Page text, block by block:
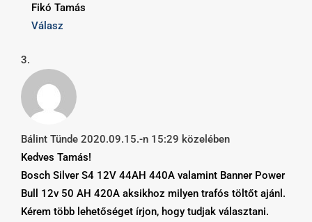
Fikó Tamás
Válasz
Bálint Tünde 2020.09.15.-n 15:29 közelében
Kedves Tamás!
Bosch Silver S4 12V 44AH 440A valamint Banner Power
Bull 12v 50 AH 420A aksikhoz milyen trafós töltőt ajánl.
Kérem több lehetőséget írjon, hogy tudjak választani.